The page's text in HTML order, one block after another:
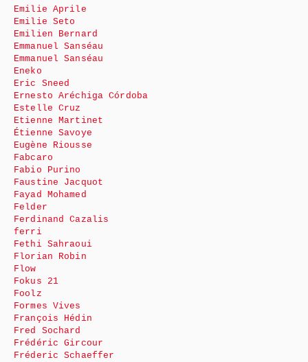
Emilie Aprile
Emilie Seto
Emilien Bernard
Emmanuel Sanséau
Emmanuel Sanséau
Eneko
Eric Sneed
Ernesto Aréchiga Córdoba
Estelle Cruz
Etienne Martinet
Étienne Savoye
Eugène Riousse
Fabcaro
Fabio Purino
Faustine Jacquot
Fayad Mohamed
Felder
Ferdinand Cazalis
ferri
Fethi Sahraoui
Florian Robin
Flow
Fokus 21
Foolz
Formes Vives
François Hédin
Fred Sochard
Frédéric Gircour
Fréderic Schaeffer